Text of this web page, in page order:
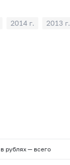
2014 г. 2013 г.
рублях — всего